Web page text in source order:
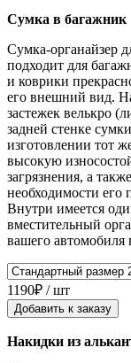
Сумка в багажник
Сумка-органайзер
подходит для
и коврики
его внешний вид.
застежек велькро
задней стенке
изготовлении тот
высокую
загрязнения, а
необходимости его
Внутри имеется
вместительный
вашего автомобиля
1190₽ / шт
Добавить к заказу
Накидки из